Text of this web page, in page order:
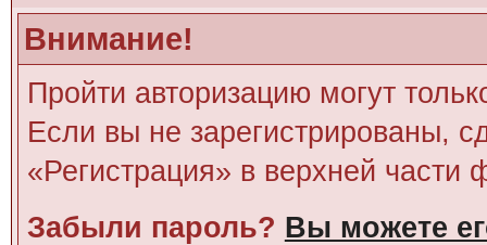
Внимание!
Пройти авторизацию могут
Если вы не зарегистрированы,
«Регистрация» в верхней части
Забыли пароль? Вы можете